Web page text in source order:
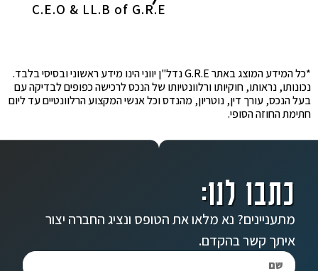
C.E.O & LL.B of G.R.E
*כל המידע המוצג באתר G.R.E נדל"ן יווני הינו מידע ראשוני ובסיסי בלבד.
נכונותו, נראותו, חוקיותו ורלוונטיותו של הנכס לרכישה כפופים לבדיקה עם
בעל הנכס, עורך דין, נוטריון, מהנדס וכל אנשי המקצוע הרלוונטיים עד ליום
חתימת החוזה הסופי.
כתבו לנו:
מתעניינים? נא מלאו את הטופס ונציג החברה יצור
איתך קשר בהקדם.